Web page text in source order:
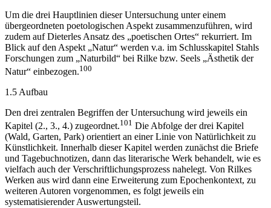
Um die drei Hauptlinien dieser Untersuchung unter einem
übergeordneten poetologischen Aspekt zusammenzuführen, wird
zudem auf Dieterles Ansatz des „poetischen Ortes“ rekurriert. Im
Blick auf den Aspekt „Natur“ werden v.a. im Schlusskapitel Stahls
Forschungen zum „Naturbild“ bei Rilke bzw. Seels „Ästhetik der
Natur“ einbezogen.100
1.5 Aufbau
Den drei zentralen Begriffen der Untersuchung wird jeweils ein
Kapitel (2., 3., 4.) zugeordnet.101 Die Abfolge der drei Kapitel
(Wald, Garten, Park) orientiert an einer Linie von Natürlichkeit zu
Künstlichkeit. Innerhalb dieser Kapitel werden zunächst die Briefe
und Tagebuchnotizen, dann das literarische Werk behandelt, wie es
vielfach auch der Verschriftlichungsprozess nahelegt. Von Rilkes
Werken aus wird dann eine Erweiterung zum Epochenkontext, zu
weiteren Autoren vorgenommen, es folgt jeweils ein
systematisierender Auswertungsteil.